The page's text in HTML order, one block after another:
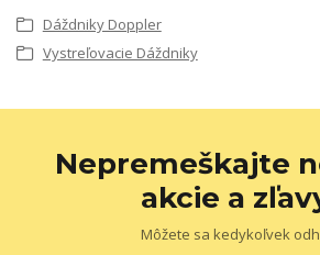
Dáždniky Doppler
Vystreľovacie Dáždniky
Nepremeškajte
akcie a
Môžete sa kedykoľvek